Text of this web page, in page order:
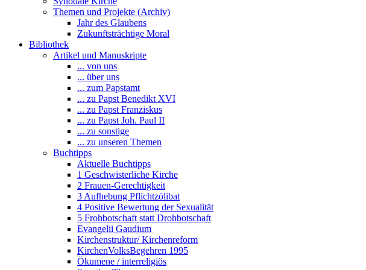
Themen und Projekte (Archiv)
Jahr des Glaubens
Zukunftsträchtige Moral
Bibliothek
Artikel und Manuskripte
... von uns
... über uns
... zum Papstamt
... zu Papst Benedikt XVI
... zu Papst Franziskus
... zu Papst Joh. Paul II
... zu sonstige
... zu unseren Themen
Buchtipps
Aktuelle Buchtipps
1 Geschwisterliche Kirche
2 Frauen-Gerechtigkeit
3 Aufhebung Pflichtzölibat
4 Positive Bewertung der Sexualität
5 Frohbotschaft statt Drohbotschaft
Evangelii Gaudium
Kirchenstruktur/ Kirchenreform
KirchenVolksBegehren 1995
Ökumene / interreligiös